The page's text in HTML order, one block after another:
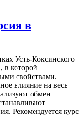
в
Усть-Коксинского
в которой
свойствами.
влияние на весь
обмен
Рекомендуется курс